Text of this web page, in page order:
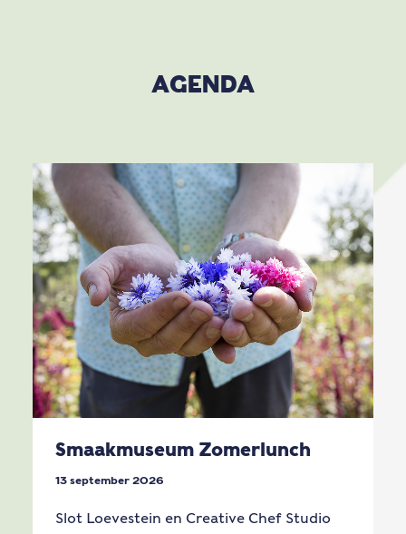
AGENDA
Smaakmuseum Zomerlunch
13 september 2026
Slot Loevestein en Creative Chef Studio